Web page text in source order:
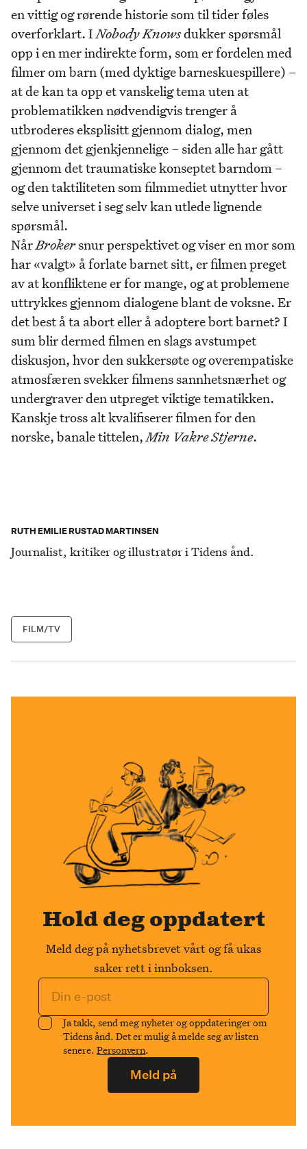
en vittig og rørende historie som til tider føles
overforklart. I Nobody Knowsdukker spørsmål
opp i en mer indirekte form, som er fordelen med
filmer om barn (med dyktige barneskuespillere) –
at de kan ta opp et vanskelig tema uten at
problematikken nødvendigvis trenger å
utbroderes eksplisitt gjennom dialog, men
gjennom det gjenkjennelige – siden alle har gått
gjennom det traumatiske konseptet barndom –
og den taktiliteten som filmmediet utnytter hvor
selve universet i seg selv kan utlede lignende
spørsmål.
NårBrokersnur perspektivet og viser en mor som
har «valgt» å forlate barnet sitt, er filmen preget
av at konfliktene er for mange, og at problemene
uttrykkes gjennom dialogene blant de voksne. Er
det best å ta abort eller å adoptere bort barnet? I
sum blir dermed filmen en slags avstumpet
diskusjon, hvor den sukkersøte og overempatiske
atmosfæren svekker filmens sannhetsnærhet og
undergraver den utpreget viktige tematikken.
Kanskje tross alt kvalifiserer filmen for den
norske, banale tittelen, Min Vakre Stjerne.
RUTH EMILIE RUSTAD MARTINSEN
Journalist, kritiker og illustratør i Tidens ånd.
FILM/TV
Hold deg oppdatert
Meld deg på nyhetsbrevet vårt og få ukas
saker rett i innboksen.
Ja takk, send meg nyheter og oppdateringer om
Tidens ånd. Det er mulig å melde seg av listen
senere. Personvern.
Meld på